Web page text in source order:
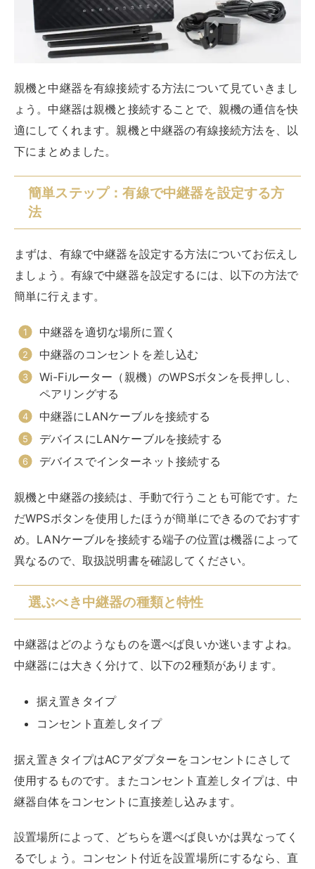
デバイスにLANケーブルを接続する
デバイスでインターネット接続する
だWPSボタンを使用したほうが簡単にできるのでおすす
め。LANケーブルを接続する端子の位置は機器によって
異なるので、取扱説明書を確認してください。
選ぶべき中継器の種類と特性
中継器はどのようなものを選べば良いか迷いますよね。
据え置きタイプ
コンセント直差しタイプ
据え置きタイプはACアダプターをコンセントにさして
使用するものです。またコンセント直差しタイプは、中
継器自体をコンセントに直接差し込みます。
設置場所によって、どちらを選べば良いかは異なってく
るでしょう。コンセント付近を設置場所にするなら、直
差しタイプでもOK。延長コードなどを使ってコンセン
イプを選びましょう。
有線接続での一般的な問題とその解決策
その問題点と解決策について以下で解説するので、参考
にしてくださいね。
通信速度が低下する可能性
中継器を使用して有線接続をする場合、通信速度が低下
する可能性があります。中継器の方式が「シングルバン
帯域を使用するため、通信速度が低下してしまうことが
多いです。
式」の中継器ではなく、「デュアルバンド同時接続対